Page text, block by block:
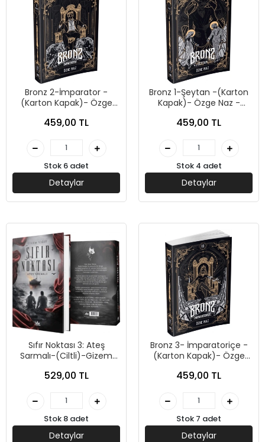
Bronz 2-İmparator -
(Karton Kapak)- Özge
459,00 TL
Stok 6 adet
Detaylar
Bronz 1-Şeytan -(Karton
Kapak)- Özge Naz -
459,00 TL
Stok 4 adet
Detaylar
Sıfır Noktası 3: Ateş
Sarmalı-(Ciltli)-Gizem
529,00 TL
Stok 8 adet
Detaylar
Bronz 3- İmparatoriçe -
(Karton Kapak)- Özge
459,00 TL
Stok 7 adet
Detaylar